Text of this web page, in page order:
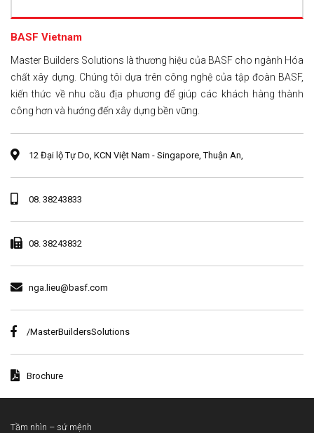
BASF Vietnam
Master Builders Solutions là thương hiệu của BASF cho ngành Hóa
chất xây dựng. Chúng tôi dựa trên công nghệ của tập đoàn BASF,
kiến thức về nhu cầu địa phương để giúp các khách hàng thành
công hơn và hướng đến xây dựng bền vững.
12 Đại lộ Tự Do, KCN Việt Nam - Singapore, Thuận An,
08. 38243833
08. 38243832
nga.lieu@basf.com
/MasterBuildersSolutions
Brochure
Tầm nhìn – sứ mệnh